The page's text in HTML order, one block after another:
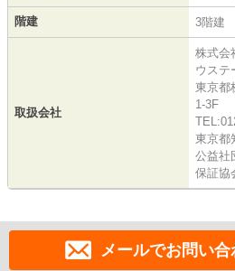
階建 3階建
取扱会社
株式会
ウステ
東京都
1-3F
東京都
公益社
保証協
メールでお問い